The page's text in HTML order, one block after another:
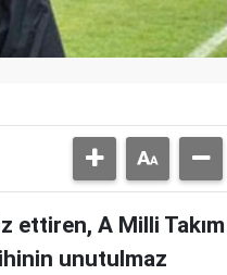
ettiren, A Milli Takım
unutulmaz